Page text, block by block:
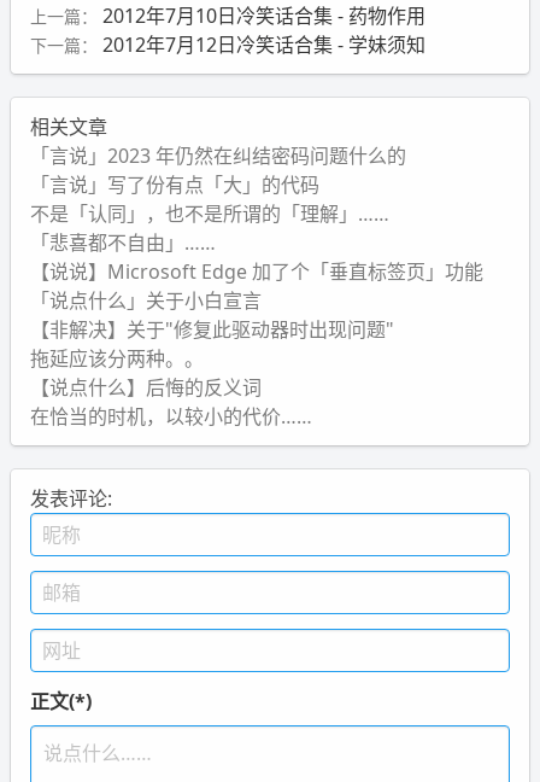
上一篇： 2012年7月10日冷笑话合集 - 药物作用
下一篇： 2012年7月12日冷笑话合集 - 学妹须知
相关文章
「言说」2023 年仍然在纠结密码问题什么的
「言说」写了份有点「大」的代码
不是「认同」，也不是所谓的「理解」……
「悲喜都不自由」……
【说说】Microsoft Edge 加了个「垂直标签页」功能
「说点什么」关于小白宣言
【非解决】关于"修复此驱动器时出现问题"
拖延应该分两种。。
【说点什么】后悔的反义词
在恰当的时机，以较小的代价……
发表评论:
正文(*)